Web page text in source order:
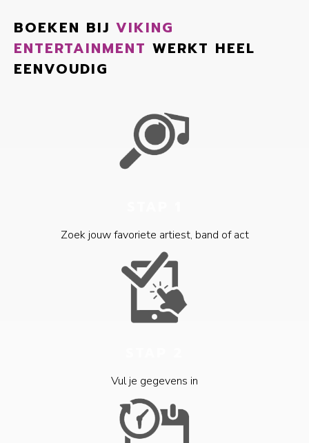
BOEKEN BIJ VIKING
ENTERTAINMENT WERKT HEEL
EENVOUDIG
Zoek jouw favoriete artiest, band of act
Vul je gegevens in